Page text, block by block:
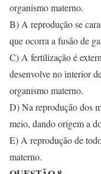
organismo materno.
B) A reprodução se
que ocorra a fusão de
C) A fertilização é
desenvolve no interior
organismo materno.
D) Na reprodução dos
meio, dando origem a
E) A reprodução de
materno.